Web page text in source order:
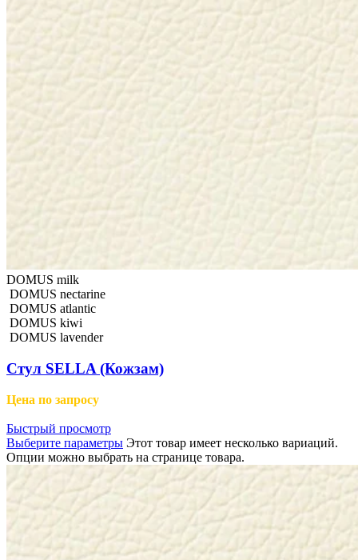
DOMUS milk
DOMUS nectarine
DOMUS atlantic
DOMUS kiwi
DOMUS lavender
Стул SELLA (Кожзам)
Цена по запросу
Быстрый просмотр
Выберите параметры Этот товар имеет несколько вариаций.
Опции можно выбрать на странице товара.